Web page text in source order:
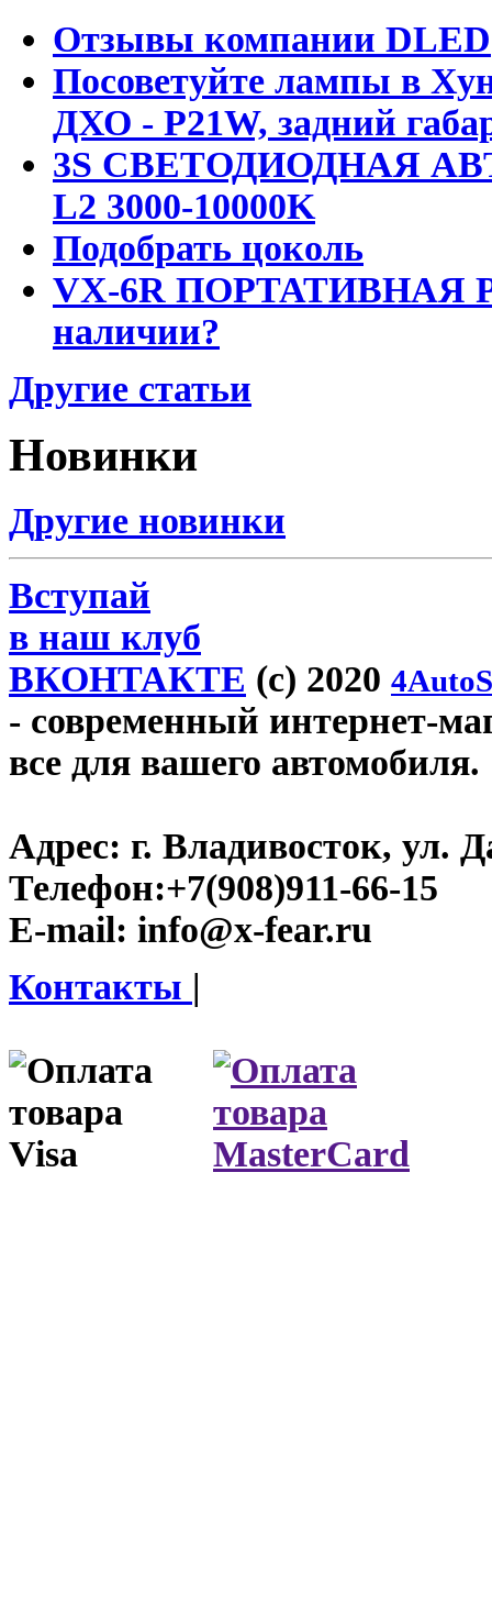
Отзывы компании DLED
Посоветуйте лампы в
ДХО - P21W, задний
3S СВЕТОДИОДНАЯ
L2 3000-10000K
Подобрать цоколь
VX-6R ПОРТАТИВНАЯ
наличии?
Другие статьи
Новинки
Другие новинки
Вступай
в наш клуб
ВКОНТАКТЕ (c) 2020
- современный интернет-
все для вашего автомобиля.
Адрес: г. Владивосток, ул.
Телефон:+7(908)911-66-15
E-mail: info@x-fear.ru
Контакты |